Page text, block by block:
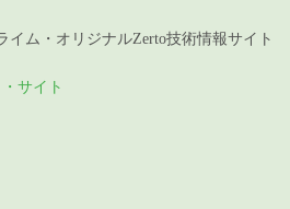
イム・オリジナルZerto技術情報サイト
サイト